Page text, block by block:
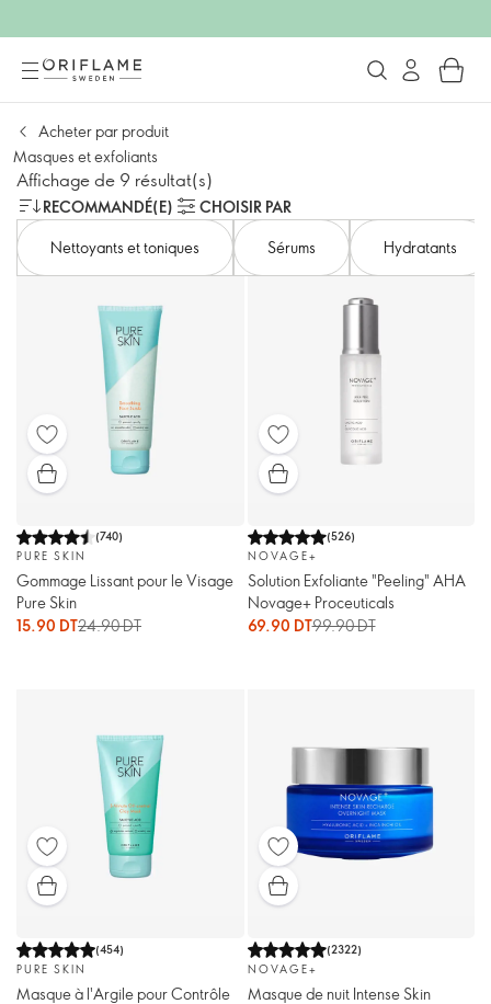
Acheter par produit
Masques et exfoliants
Affichage de 9 résultat(s)
RECOMMANDÉ(E)
CHOISIR PAR
Nettoyants et toniques
Sérums Hydratants
(740)
PURE SKIN
Gommage Lissant pour le Visage
Pure Skin
15.90 DT24.90 DT
(526)
NOVAGE+
Solution Exfoliante "Peeling" AHA
Novage+ Proceuticals
69.90 DT99.90 DT
(454)
PURE SKIN
Masque à l'Argile pour Contrôle
(2322)
NOVAGE+
Masque de nuit Intense Skin